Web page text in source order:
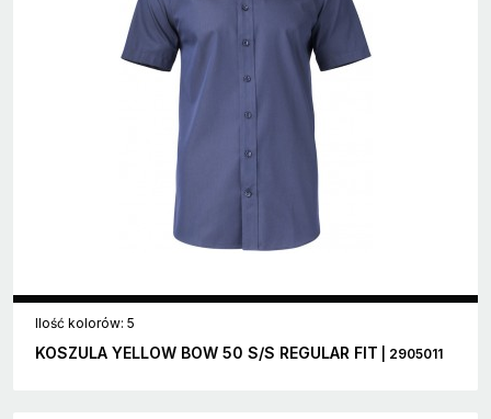
Ilość kolorów: 5
KOSZULA YELLOW BOW 50 S/S REGULAR FIT | 2905011